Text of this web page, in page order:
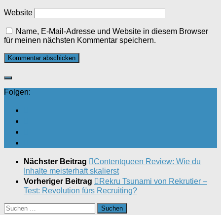
Website
Name, E-Mail-Adresse und Website in diesem Browser
für meinen nächsten Kommentar speichern.
Folgen:
Nächster Beitrag
Contentqueen Review: Wie du
Inhalte meisterhaft skalierst
Vorheriger Beitrag
Rekru Tsunami von Rekrutier –
Test: Revolution fürs Recruiting?
Suchen